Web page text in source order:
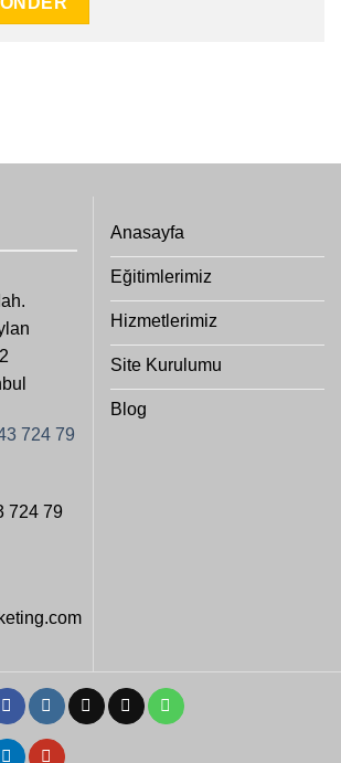
724 79
724 79
Anasayfa
Eğitimlerimiz
Hizmetlerimiz
Site Kurulumu
Blog